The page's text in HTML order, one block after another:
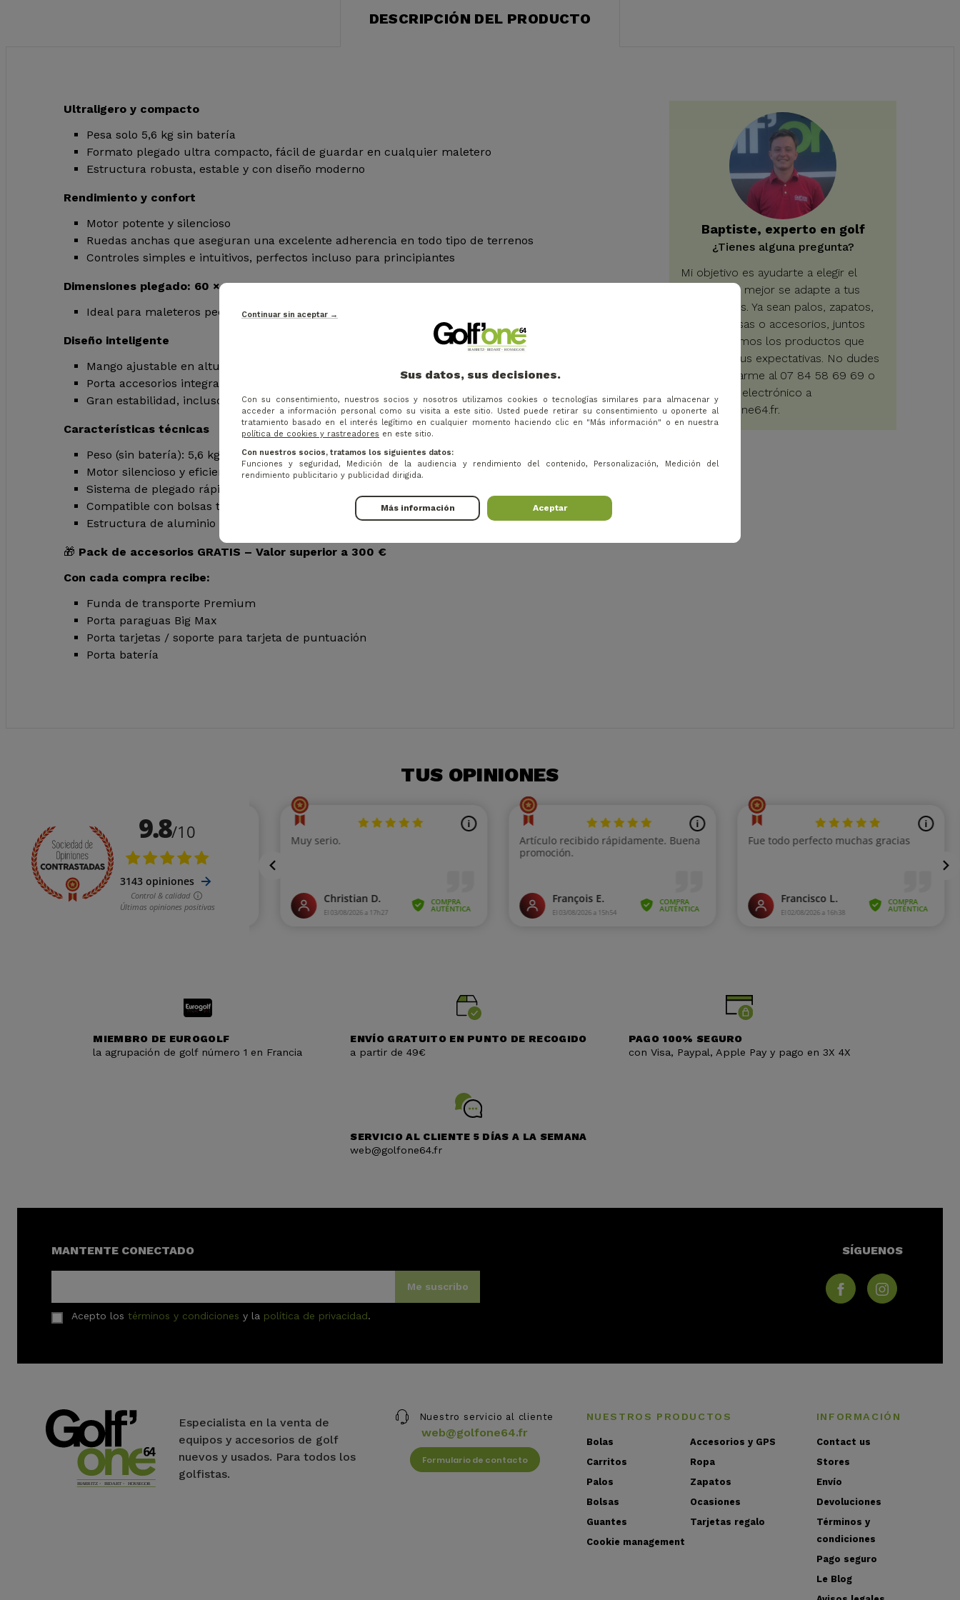
DESCRIPCIÓN DEL PRODUCTO
Ultraligero y compacto
Pesa solo 5,6 kg sin batería
Formato plegado ultra compacto, fácil de guardar en cualquier maletero
Estructura robusta, estable y con diseño moderno
Rendimiento y confort
Motor potente y silencioso
Ruedas anchas que aseguran una excelente adherencia en todo tipo de terrenos
Controles simples e intuitivos, perfectos incluso para principiantes
Dimensiones plegado: 60 × 35 × 25 cm
Ideal para maleteros pequeños
Diseño inteligente
Mango ajustable en altura
Porta accesorios integrado
Gran estabilidad, incluso con bolsa trípode
Características técnicas
Peso (sin batería): 5,6 kg
Motor silencioso y eficiente
Sistema de plegado rápido
Compatible con bolsas trípode y carros
Estructura de aluminio reforzado
🎁 Pack de accesorios GRATIS – Valor superior a 300 €
Con cada compra recibe:
Funda de transporte Premium
Porta paraguas Big Max
Porta tarjetas / soporte para tarjeta de puntuación
Porta batería
Baptiste, experto en golf
¿Tienes alguna pregunta?
Mi objetivo es ayudarte a elegir el
equipo que mejor se adapte a tus
necesidades. Ya sean palos, zapatos,
carros, bolsas o accesorios, juntos
encontraremos los productos que
satisfagan tus expectativas. No dudes
en contactarme al 07 84 58 69 69 o
por correo electrónico a
web@golfone64.fr.
TUS OPINIONES
MIEMBRO DE EUROGOLF
la agrupación de golf número 1 en Francia
ENVÍO GRATUITO EN PUNTO DE RECOGIDO
a partir de 49€
PAGO 100% SEGURO
con Visa, Paypal, Apple Pay y pago en 3X 4X
SERVICIO AL CLIENTE 5 DÍAS A LA SEMANA
web@golfone64.fr
MANTENTE CONECTADO
Me suscribo
Acepto los términos y condiciones y la política de privacidad.
SÍGUENOS
Especialista en la venta de
equipos y accesorios de golf
nuevos y usados. Para todos los
golfistas.
Nuestro servicio al cliente
web@golfone64.fr
Formulario de contacto
NUESTROS PRODUCTOS
Bolas
Accesorios y GPS
Carritos
Ropa
Palos
Zapatos
Bolsas
Ocasiones
Guantes
Tarjetas regalo
Cookie management
INFORMACIÓN
Contact us
Stores
Envío
Devoluciones
Términos y
condiciones
Pago seguro
Le Blog
Continuar sin aceptar →
Sus datos, sus decisiones.
Con su consentimiento, nuestros socios y nosotros utilizamos cookies o tecnologías similares para almacenar y
acceder a información personal como su visita a este sitio. Usted puede retirar su consentimiento u oponerte al
tratamiento basado en el interés legítimo en cualquier momento haciendo clic en "Más información" o en nuestra
política de cookies y rastreadores en este sitio.
Con nuestros socios, tratamos los siguientes datos:
Funciones y seguridad, Medición de la audiencia y rendimiento del contenido, Personalización, Medición del
rendimiento publicitario y publicidad dirigida.
Más información Aceptar